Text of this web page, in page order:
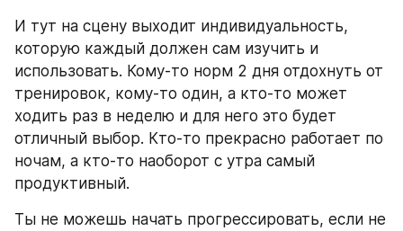
И тут на сцену выходит индивидуальность,
которую каждый должен сам изучить и
использовать. Кому-то норм 2 дня отдохнуть от
тренировок, кому-то один, а кто-то может
ходить раз в неделю и для него это будет
отличный выбор. Кто-то прекрасно работает по
ночам, а кто-то наоборот с утра самый
продуктивный.
Ты не можешь начать прогрессировать, если не